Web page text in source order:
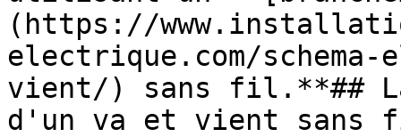
(https://
electrique.com/
vient/) sans fil.**## La
d'un va et vient